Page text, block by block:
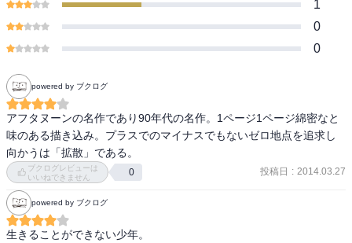
1
0
0
powered by ブクログ
アフタヌーンの名作であり90年代の名作。1ページ1ページ綿密なと
味のある描き込み。プラスでのマイナスでもないゼロ地点を追求し
向かうは「拡散」である。
ブクログレビューは
いいねできません
0 投稿日 : 2014.03.27
powered by ブクログ
生きることができない少年。